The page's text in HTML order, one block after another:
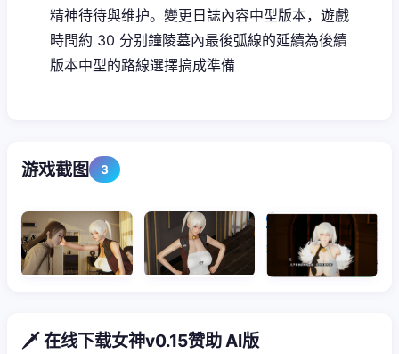
精神待待與维护。變更日誌內容中型版本，遊戲
時間約 30 分别鐘陵墓內最後弧線的延續為後續
版本中型的路線選擇搞成準備
游戏截图 3
🗡️ 在线下载女神v0.15赞助 AI版